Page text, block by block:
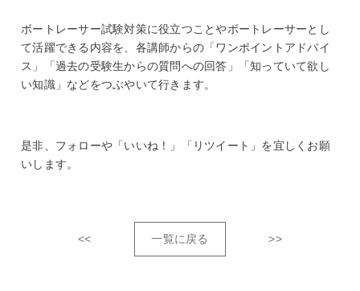
ボートレーサー試験対策に役立つことやボートレーサーとし
て活躍できる内容を、各講師からの「ワンポイントアドバイ
ス」「過去の受験生からの質問への回答」「知っていて欲し
い知識」などをつぶやいて行きます。
是非、フォローや「いいね！」「リツイート」を宜しくお願
いします。
<< 一覧に戻る >>